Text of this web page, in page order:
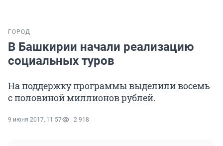
ГОРОД
В Башкирии начали реализацию
социальных туров
На поддержку программы выделили восемь
с половиной миллионов рублей.
9 июня 2017, 11:57 2 918